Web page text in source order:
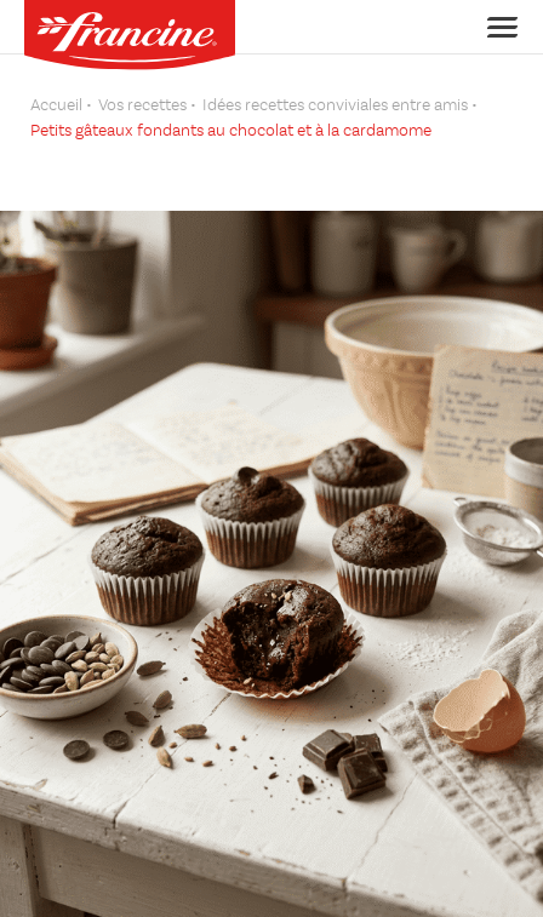
Accueil Vos recettes
Idées recettes conviviales entre amis
Petits gâteaux fondants au chocolat et à la cardamome